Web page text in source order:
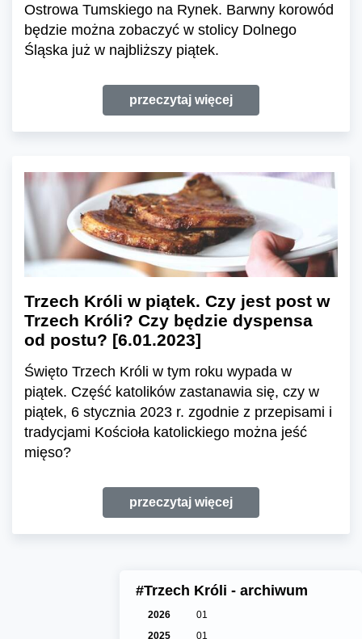
Ostrowa Tumskiego na Rynek. Barwny korowód
będzie można zobaczyć w stolicy Dolnego
Śląska już w najbliższy piątek.
przeczytaj więcej
Trzech Króli w piątek. Czy jest post w
Trzech Króli? Czy będzie dyspensa
od postu? [6.01.2023]
Święto Trzech Króli w tym roku wypada w
piątek. Część katolików zastanawia się, czy w
piątek, 6 stycznia 2023 r. zgodnie z przepisami i
tradycjami Kościoła katolickiego można jeść
mięso?
przeczytaj więcej
#Trzech Króli - archiwum
2026
01
2025
01